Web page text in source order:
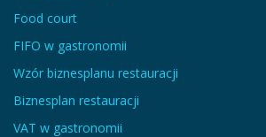
Food court
FIFO w gastronomii
Wzór biznesplanu restauracji
Biznesplan restauracji
VAT w gastronomii